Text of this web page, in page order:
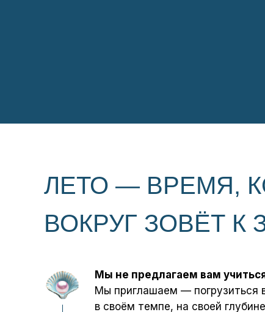
ЛЕТО — ВРЕМЯ,
ВОКРУГ ЗОВЁТ
Мы не предлагаем вам
Мы приглашаем — погрузиться
в своём темпе, на своей глубине